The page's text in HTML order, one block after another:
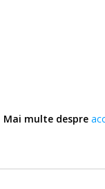
Mai multe despre